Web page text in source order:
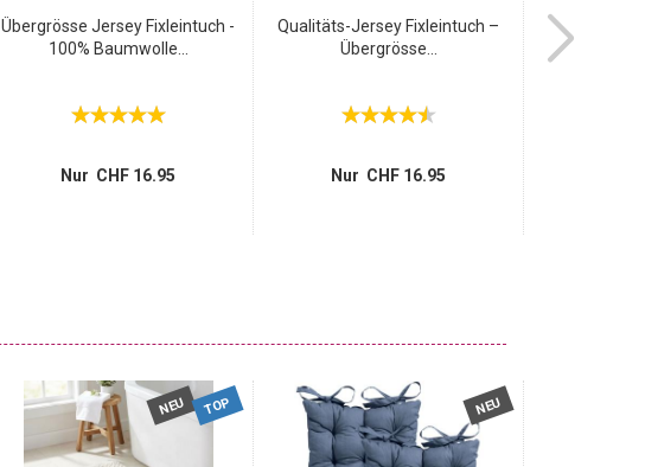
Übergrösse Jersey Fixleintuch -
100% Baumwolle...
Nur CHF 16.95
Qualitäts-Jersey Fixleintuch –
Übergrösse...
Nur CHF 16.95
Übergrösse
NEU TOP NEU